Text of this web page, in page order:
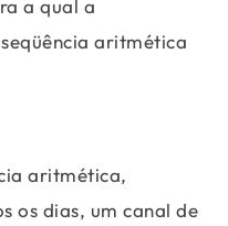
a qual a
aritmética
aritmética,
os dias, um canal de